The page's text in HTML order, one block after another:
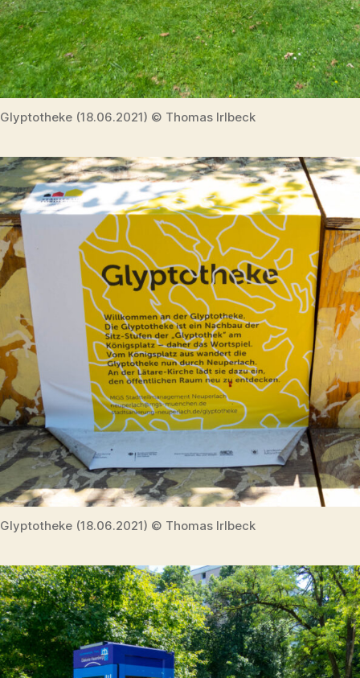
Glyptotheke (18.06.2021) © Thomas Irlbeck
Glyptotheke (18.06.2021) © Thomas Irlbeck